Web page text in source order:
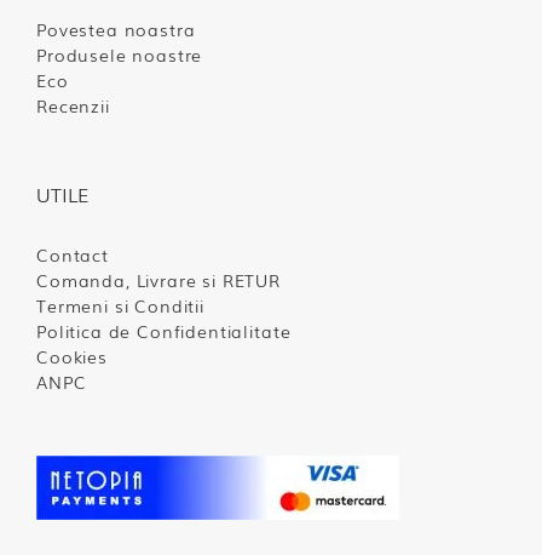
Povestea noastra
Produsele noastre
Eco
Recenzii
UTILE
Contact
Comanda, Livrare si RETUR
Termeni si Conditii
Politica de Confidentialitate
Cookies
ANPC